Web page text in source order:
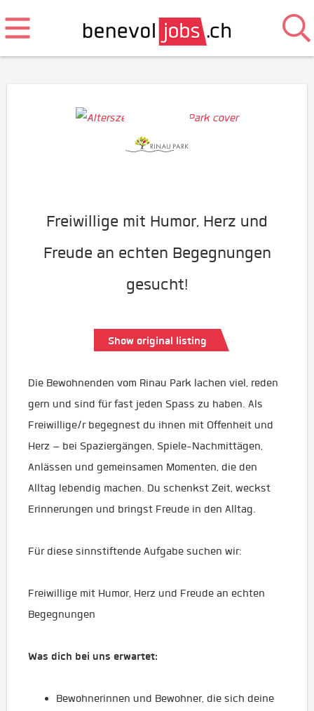
Freiwillige mit Humor, Herz und
Freude an echten Begegnungen
gesucht!
Show original listing
Die Bewohnenden vom Rinau Park lachen viel, reden
gern und sind für fast jeden Spass zu haben. Als
Freiwillige/r begegnest du ihnen mit Offenheit und
Herz – bei Spaziergängen, Spiele-Nachmittägen,
Anlässen und gemeinsamen Momenten, die den
Alltag lebendig machen. Du schenkst Zeit, weckst
Erinnerungen und bringst Freude in den Alltag.
Für diese sinnstiftende Aufgabe suchen wir:
Freiwillige mit Humor, Herz und Freude an echten
Begegnungen
Was dich bei uns erwartet:
Bewohnerinnen und Bewohner, die sich deine